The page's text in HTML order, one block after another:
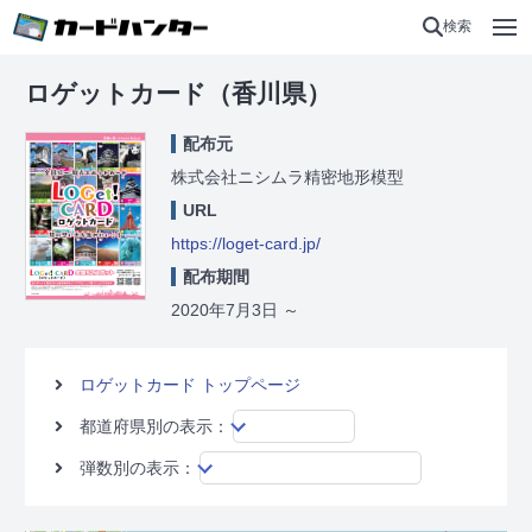
検索
ロゲットカード（香川県）
配布元
株式会社ニシムラ精密地形模型
URL
https://loget-card.jp/
配布期間
2020年7月3日 ～
ロゲットカード トップページ
都道府県別の表示：
弾数別の表示：